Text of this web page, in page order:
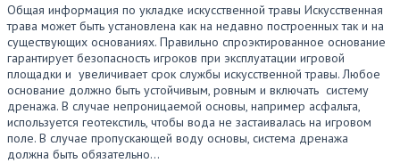
Общая информация по укладке искусственной травы Искусственная
трава может быть установлена как на недавно построенных так и на
существующих основаниях. Правильно спроэктированное основание
гарантирует безопасность игроков при эксплуатации игровой
площадки и увеличивает срок службы искусственной травы. Любое
основание должно быть устойчивым, ровным и включать систему
дренажа. В случае непроницаемой основы, например асфальта,
используется геотекстиль, чтобы вода не застаивалась на игровом
поле. В случае пропускающей воду основы, система дренажа
должна быть обязательно…